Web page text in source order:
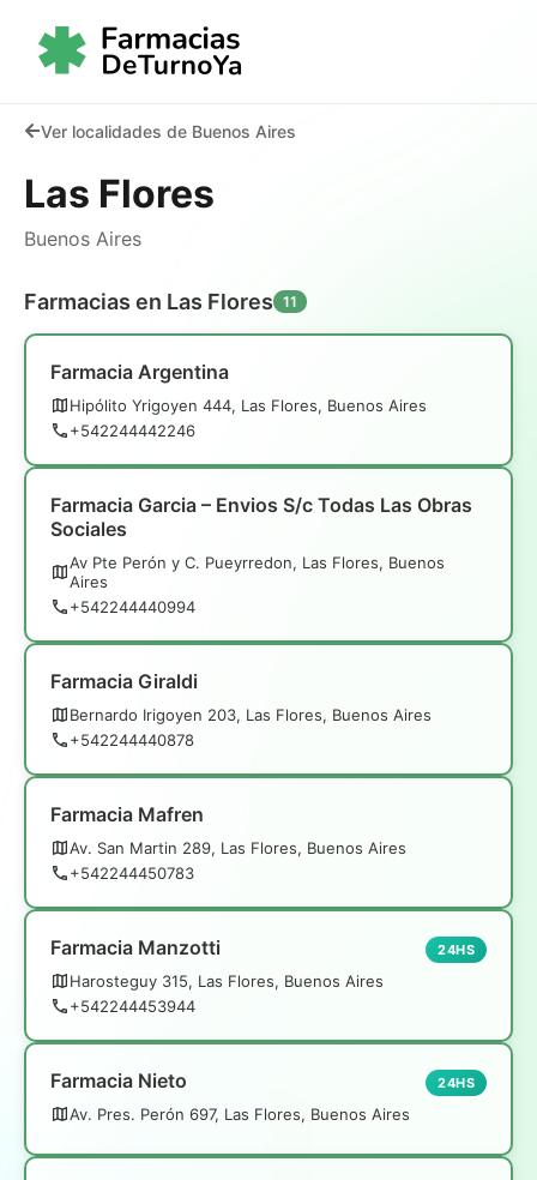
Ver localidades de Buenos Aires
Las Flores
Buenos Aires
Farmacias en Las Flores 11
Farmacia Argentina
Hipólito Yrigoyen 444, Las Flores, Buenos Aires
+542244442246
Farmacia Garcia – Envios S/c Todas Las Obras
Sociales
Av Pte Perón y C. Pueyrredon, Las Flores, Buenos
Aires
+542244440994
Farmacia Giraldi
Bernardo Irigoyen 203, Las Flores, Buenos Aires
+542244440878
Farmacia Mafren
Av. San Martin 289, Las Flores, Buenos Aires
+542244450783
Farmacia Manzotti
Harosteguy 315, Las Flores, Buenos Aires
+542244453944
24HS
Farmacia Nieto
Av. Pres. Perón 697, Las Flores, Buenos Aires
24HS